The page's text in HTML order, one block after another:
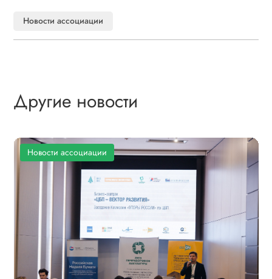
Новости ассоциации
Другие новости
Новости ассоциации